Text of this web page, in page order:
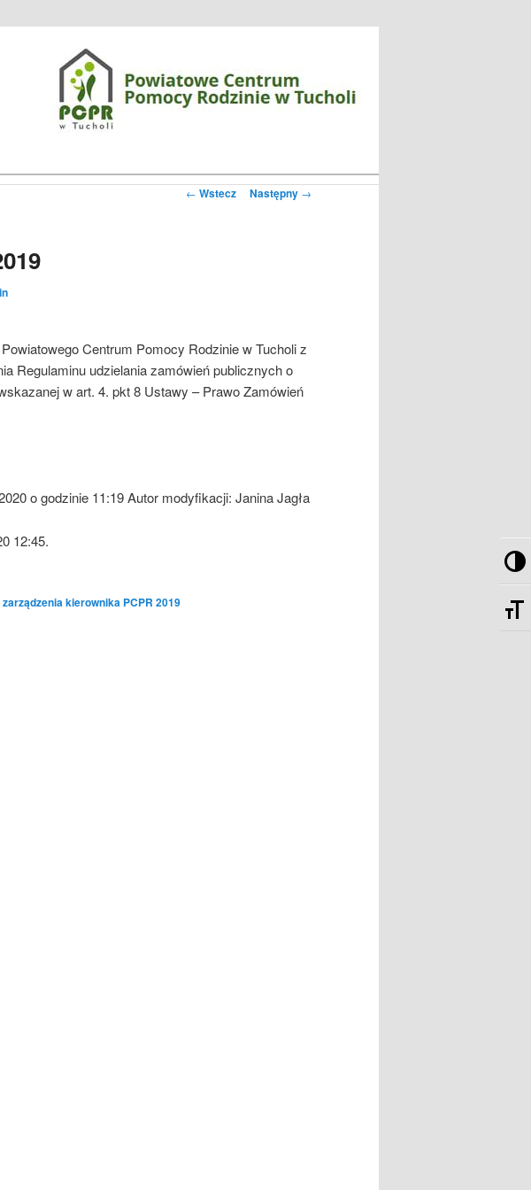
Zobacz
← Wstecz Następny →
Centrum Pomocy Rodzinie w Tucholi z
Regulaminu udzielania zamówień publicznych o
w art. 4. pkt 8 Ustawy – Prawo Zamówień
o godzinie 11:19Autor modyfikacji: Janina Jagła
12:45.
zarządzenia kierownika PCPR 2019